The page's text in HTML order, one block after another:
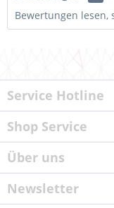
Bewertungen
Service Hotline
Shop Service
Über uns
Newsletter